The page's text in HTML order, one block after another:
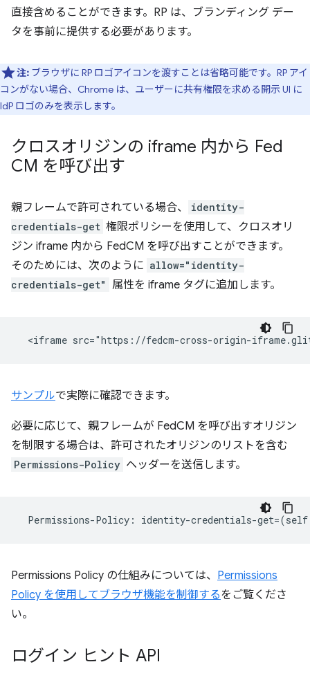
直接含めることができます。RP は、ブランディング デー
タを事前に提供する必要があります。
注: ブラウザに RP ロゴアイコンを渡すことは省略可能です。RP アイ
コンがない場合、Chrome は、ユーザーに共有権限を求める開示 UI に
IdP ロゴのみを表示します。
クロスオリジンの iframe 内から Fed
CM を呼び出す
親フレームで許可されている場合、
identity-
credentials-get 権限ポリシーを使用して、クロスオリ
ジン iframe 内から FedCM を呼び出すことができます。
そのためには、次のように allow="identity-
credentials-get"
属性を iframe タグに追加します。
サンプルで実際に確認できます。
必要に応じて、親フレームが FedCM を呼び出すオリジン
を制限する場合は、許可されたオリジンのリストを含む
Permissions-Policy ヘッダーを送信します。
Permissions-Policy : identity-credentials-get=(self
Permissions Policy の仕組みについては、 Permissions
Policy を使用してブラウザ機能を制御するをご覧くださ
い。
ログイン ヒント API